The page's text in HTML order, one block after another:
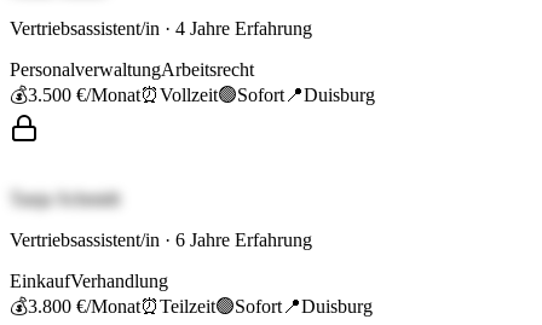
Vertriebsassistent/in · 4 Jahre Erfahrung
PersonalverwaltungArbeitsrecht
💰3.500 €/Monat⏰Vollzeit🟢Sofort 📍Duisburg
Tanja Schmidt
Vertriebsassistent/in · 6 Jahre Erfahrung
EinkaufVerhandlung
💰3.800 €/Monat⏰Teilzeit🟢Sofort 📍Duisburg